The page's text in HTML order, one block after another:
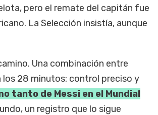
pero el remate del capitán fue
La Selección insistía, aunque
Una combinación entre
los 28 minutos: control preciso y
tanto de Messi en el Mundial
un registro que lo sigue